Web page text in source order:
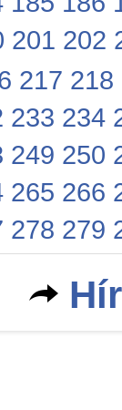
201 202
217 218
233 234
249 250
265 266
278 279